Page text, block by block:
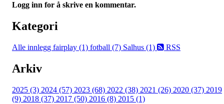
Logg inn for å skrive en kommentar.
Kategori
Alle innlegg fairplay (1) fotball (7) Salhus (1) RSS
Arkiv
2025 (3) 2024 (57) 2023 (68) 2022 (38) 2021 (26) 2020 (37) 2019
(9) 2018 (37) 2017 (50) 2016 (8) 2015 (1)